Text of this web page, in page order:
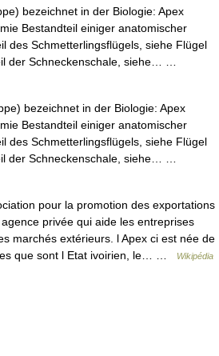
bezeichnet in der Biologie: Apex
Bestandteil einiger anatomischer
des Schmetterlingsflügels, siehe Flügel
der Schneckenschale, siehe… …
bezeichnet in der Biologie: Apex
Bestandteil einiger anatomischer
des Schmetterlingsflügels, siehe Flügel
der Schneckenschale, siehe… …
pour la promotion des exportations
privée qui aide les entreprises
marchés extérieurs. l Apex ci est née de
que sont l Etat ivoirien, le… …
Wikipédia